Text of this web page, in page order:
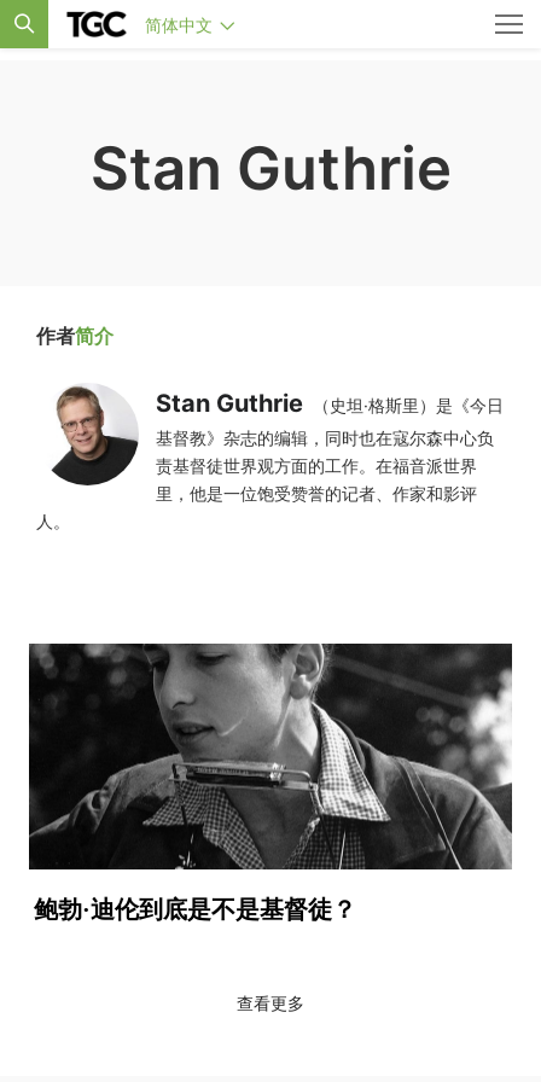
简体中文
Stan Guthrie
作者简介
Stan Guthrie
（史坦·格斯里）是《今日
基督教》杂志的编辑，同时也在寇尔森中心负
责基督徒世界观方面的工作。在福音派世界
里，他是一位饱受赞誉的记者、作家和影评
人。
鲍勃·迪伦到底是不是基督徒？
查看更多